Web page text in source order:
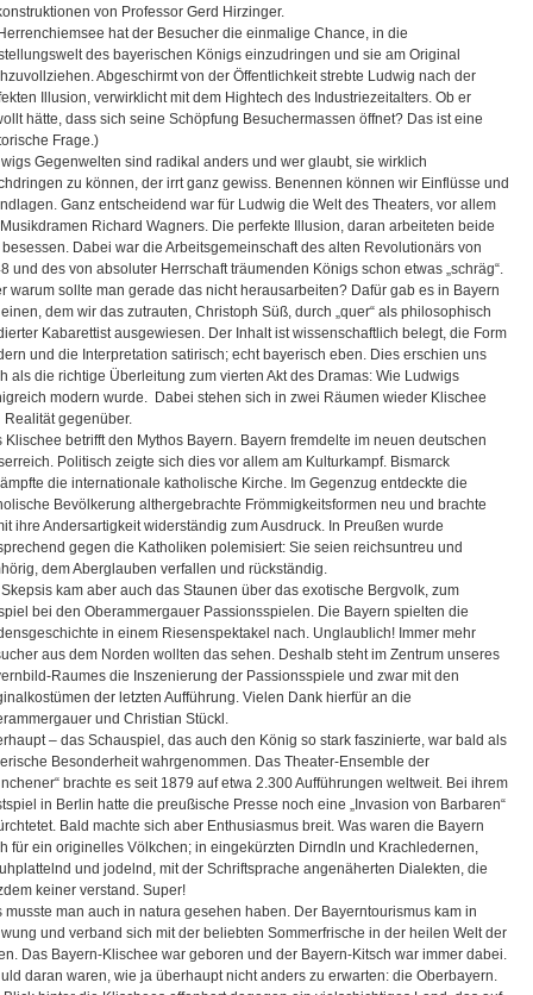
von Professor Gerd Hirzinger.
hat der Besucher die einmalige Chance, in die
des bayerischen Königs einzudringen und sie am Original
Abgeschirmt von der Öffentlichkeit strebte Ludwig nach der
Illusion, verwirklicht mit dem Hightech des Industriezeitalters. Ob er
hätte, dass sich seine Schöpfung Besuchermassen öffnet? Das ist eine
Frage.)
Gegenwelten sind radikal anders und wer glaubt, sie wirklich
zu können, der irrt ganz gewiss. Benennen können wir Einflüsse und
Ganz entscheidend war für Ludwig die Welt des Theaters, vor allem
Richard Wagners. Die perfekte Illusion, daran arbeiteten beide
Dabei war die Arbeitsgemeinschaft des alten Revolutionärs von
und des von absoluter Herrschaft träumenden Königs schon etwas „schräg“.
warum sollte man gerade das nicht herausarbeiten? Dafür gab es in Bayern
dem wir das zutrauten, Christoph Süß, durch „quer“ als philosophisch
Kabarettist ausgewiesen. Der Inhalt ist wissenschaftlich belegt, die Form
und die Interpretation satirisch; echt bayerisch eben. Dies erschien uns
als die richtige Überleitung zum vierten Akt des Dramas: Wie Ludwigs
modern wurde. Dabei stehen sich in zwei Räumen wieder Klischee
Realität gegenüber.
Klischee betrifft den Mythos Bayern. Bayern fremdelte im neuen deutschen
Politisch zeigte sich dies vor allem am Kulturkampf. Bismarck
die internationale katholische Kirche. Im Gegenzug entdeckte die
Bevölkerung althergebrachte Frömmigkeitsformen neu und brachte
ihre Andersartigkeit widerständig zum Ausdruck. In Preußen wurde
gegen die Katholiken polemisiert: Sie seien reichsuntreu und
dem Aberglauben verfallen und rückständig.
kam aber auch das Staunen über das exotische Bergvolk, zum
bei den Oberammergauer Passionsspielen. Die Bayern spielten die
in einem Riesenspektakel nach. Unglaublich! Immer mehr
aus dem Norden wollten das sehen. Deshalb steht im Zentrum unseres
Raumes die Inszenierung der Passionsspiele und zwar mit den
der letzten Aufführung. Vielen Dank hierfür an die
und Christian Stückl.
– das Schauspiel, das auch den König so stark faszinierte, war bald als
Besonderheit wahrgenommen. Das Theater-Ensemble der
brachte es seit 1879 auf etwa 2.300 Aufführungen weltweit. Bei ihrem
in Berlin hatte die preußische Presse noch eine „Invasion von Barbaren“
Bald machte sich aber Enthusiasmus breit. Was waren die Bayern
für ein originelles Völkchen; in eingekürzten Dirndln und Krachledernen,
und jodelnd, mit der Schriftsprache angenäherten Dialekten, die
keiner verstand. Super!
musste man auch in natura gesehen haben. Der Bayerntourismus kam in
und verband sich mit der beliebten Sommerfrische in der heilen Welt der
Das Bayern-Klischee war geboren und der Bayern-Kitsch war immer dabei.
daran waren, wie ja überhaupt nicht anders zu erwarten: die Oberbayern.